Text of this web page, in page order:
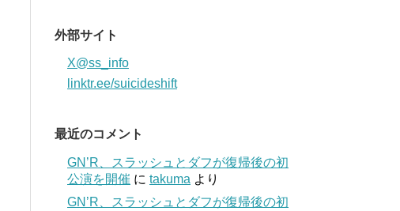
外部サイト
X@ss_info
linktr.ee/suicideshift
最近のコメント
GN’R、スラッシュとダフが復帰後の初
公演を開催 に takuma より
GN’R、スラッシュとダフが復帰後の初